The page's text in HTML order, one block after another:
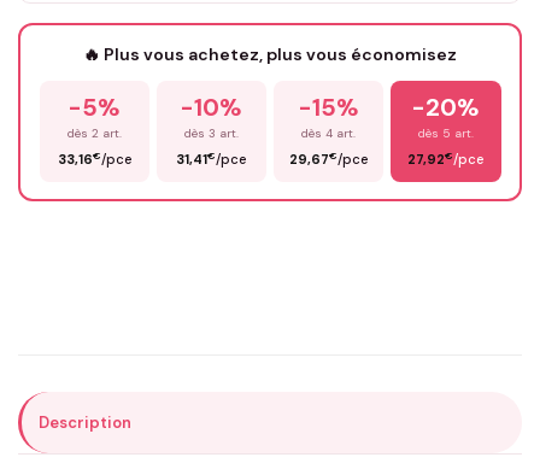
Votre texte / idée*
Prénom*
ENVOYER MA DEMANDE ✨
🔥 Plus vous achetez, plus vous économisez
-5%
dès 2 art.
33,16€/pce
-10%
dès 3 art.
31,41€/pce
-15%
dès 4 art.
29,67€/pce
-20%
dès 5 art.
27,92€/pce
Description